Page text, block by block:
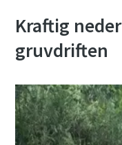
Kraftig
gruvdriften